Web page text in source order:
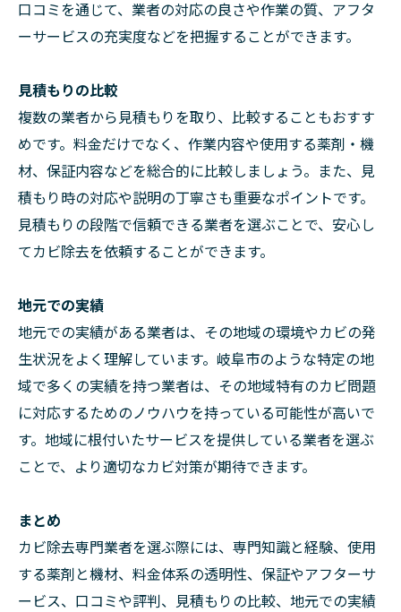
口コミを通じて、業者の対応の良さや作業の質、アフタ
ーサービスの充実度などを把握することができます。
見積もりの比較
複数の業者から見積もりを取り、比較することもおすす
めです。料金だけでなく、作業内容や使用する薬剤・機
材、保証内容などを総合的に比較しましょう。また、見
積もり時の対応や説明の丁寧さも重要なポイントです。
見積もりの段階で信頼できる業者を選ぶことで、安心し
てカビ除去を依頼することができます。
地元での実績
地元での実績がある業者は、その地域の環境やカビの発
生状況をよく理解しています。岐阜市のような特定の地
域で多くの実績を持つ業者は、その地域特有のカビ問題
に対応するためのノウハウを持っている可能性が高いで
す。地域に根付いたサービスを提供している業者を選ぶ
ことで、より適切なカビ対策が期待できます。
まとめ
カビ除去専門業者を選ぶ際には、専門知識と経験、使用
する薬剤と機材、料金体系の透明性、保証やアフターサ
ービス、口コミや評判、見積もりの比較、地元での実績